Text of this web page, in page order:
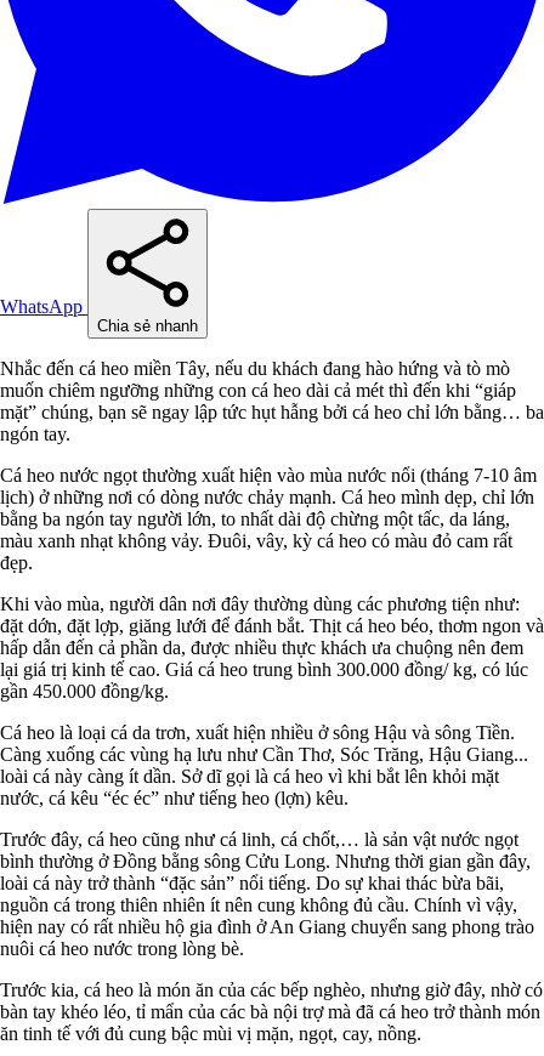
WhatsApp
Chia sẻ nhanh
Nhắc đến cá heo miền Tây, nếu du khách đang hào hứng và tò mò
muốn chiêm ngưỡng những con cá heo dài cả mét thì đến khi “giáp
mặt” chúng, bạn sẽ ngay lập tức hụt hẫng bởi cá heo chỉ lớn bằng… ba
ngón tay.
Cá heo nước ngọt thường xuất hiện vào mùa nước nổi (tháng 7-10 âm
lịch) ở những nơi có dòng nước chảy mạnh. Cá heo mình dẹp, chỉ lớn
bằng ba ngón tay người lớn, to nhất dài độ chừng một tấc, da láng,
màu xanh nhạt không vảy. Đuôi, vây, kỳ cá heo có màu đỏ cam rất
đẹp.
Khi vào mùa, người dân nơi đây thường dùng các phương tiện như:
đặt dớn, đặt lợp, giăng lưới để đánh bắt. Thịt cá heo béo, thơm ngon và
hấp dẫn đến cả phần da, được nhiều thực khách ưa chuộng nên đem
lại giá trị kinh tế cao. Giá cá heo trung bình 300.000 đồng/ kg, có lúc
gần 450.000 đồng/kg.
Cá heo là loại cá da trơn, xuất hiện nhiều ở sông Hậu và sông Tiền.
Càng xuống các vùng hạ lưu như Cần Thơ, Sóc Trăng, Hậu Giang...
loài cá này càng ít dần. Sở dĩ gọi là cá heo vì khi bắt lên khỏi mặt
nước, cá kêu “éc éc” như tiếng heo (lợn) kêu.
Trước đây, cá heo cũng như cá linh, cá chốt,… là sản vật nước ngọt
bình thường ở Đồng bằng sông Cửu Long. Nhưng thời gian gần đây,
loài cá này trở thành “đặc sản” nổi tiếng. Do sự khai thác bừa bãi,
nguồn cá trong thiên nhiên ít nên cung không đủ cầu. Chính vì vậy,
hiện nay có rất nhiều hộ gia đình ở An Giang chuyển sang phong trào
nuôi cá heo nước trong lòng bè.
Trước kia, cá heo là món ăn của các bếp nghèo, nhưng giờ đây, nhờ có
bàn tay khéo léo, tỉ mẩn của các bà nội trợ mà đã cá heo trở thành món
ăn tinh tế với đủ cung bậc mùi vị mặn, ngọt, cay, nồng.